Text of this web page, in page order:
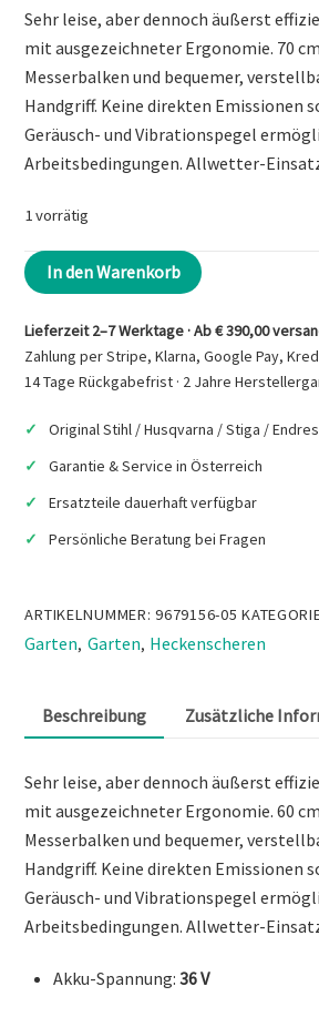
war:
€649,00
ist:
€579,90.
Sehr leise, aber dennoch äußerst
mit ausgezeichneter Ergonomie. 70
Messerbalken und bequemer,
Handgriff. Keine direkten Emissionen
Geräusch- und Vibrationspegel
Arbeitsbedingungen. Allwetter-
1 vorrätig
HUSQVARNA
520iHD60
Akku-
Heckenschere
Menge
In den Warenkorb
Lieferzeit 2–7 Werktage · Ab € 390,00
Zahlung per Stripe, Klarna, Google Pay,
14 Tage Rückgabefrist · 2 Jahre
Original Stihl / Husqvarna / Stiga /
Garantie & Service in Österreich
Ersatzteile dauerhaft verfügbar
Persönliche Beratung bei Fragen
ARTIKELNUMMER:9679156-05
Garten, Garten, Heckenscheren
Beschreibung Zusätzliche
Sehr leise, aber dennoch äußerst
mit ausgezeichneter Ergonomie. 60
Messerbalken und bequemer,
Handgriff. Keine direkten Emissionen
Geräusch- und Vibrationspegel
Arbeitsbedingungen. Allwetter-
Akku-Spannung: 36 V